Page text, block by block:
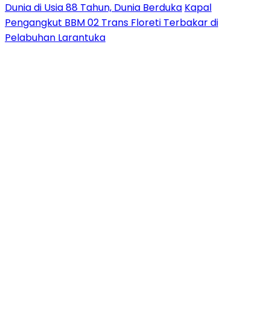
Dunia di Usia 88 Tahun, Dunia Berduka Kapal
Pengangkut BBM 02 Trans Floreti Terbakar di
Pelabuhan Larantuka